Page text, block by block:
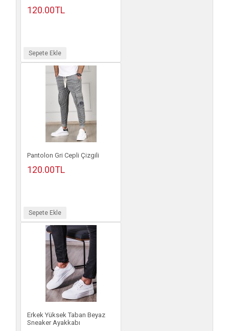
120.00TL
Sepete Ekle
Pantolon Gri Cepli Çizgili
120.00TL
Sepete Ekle
Erkek Yüksek Taban Beyaz
Sneaker Ayakkabı